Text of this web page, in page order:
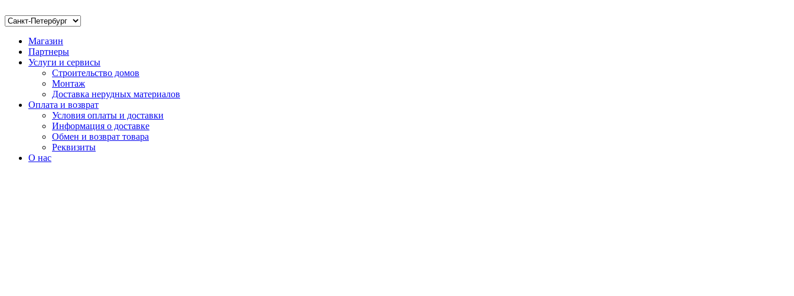
Магазин
Партнеры
Услуги и сервисы
Строительство домов
Монтаж
Доставка нерудных материалов
Оплата и возврат
Условия оплаты и доставки
Информация о доставке
Обмен и возврат товара
Реквизиты
О нас